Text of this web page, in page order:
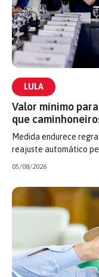
LULA
Valor mínimo
que
Medida endurece
reajuste automático
05/08/2026